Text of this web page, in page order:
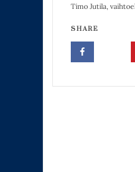
Timo Jutila,
SHARE